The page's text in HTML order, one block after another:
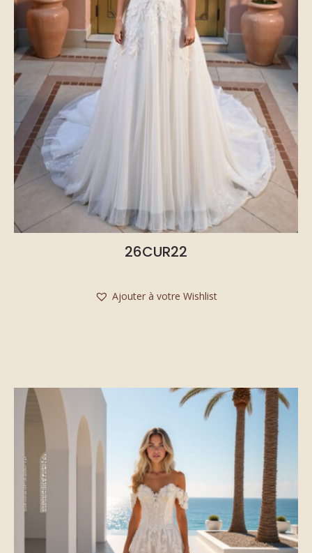
26CUR22
Ajouter à votre Wishlist